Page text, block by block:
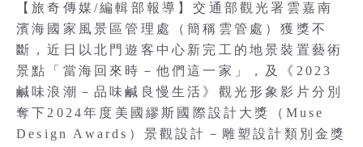
【旅奇傳媒/編輯部報導】交通部觀光署雲嘉南
濱海國家風景區管理處（簡稱雲管處）獲獎不
斷，近日以北門遊客中心新完工的地景裝置藝術
景點「當海回來時－他們這一家」，及《2023
鹹味浪潮－品味鹹良慢生活》觀光形象影片分別
奪下2024年度美國繆斯國際設計大獎（Muse
Design Awards）景觀設計－雕塑設計類別金獎